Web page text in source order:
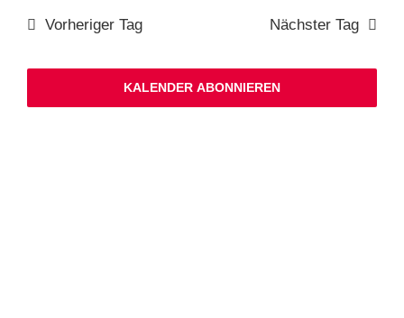
Navigation
Vorheriger Tag Nächster Tag
KALENDER ABONNIEREN